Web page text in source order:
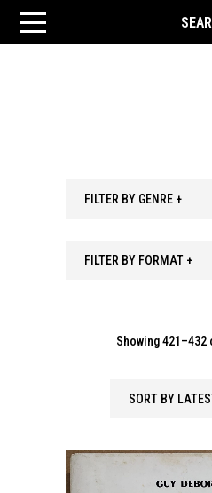
FILTER BY GENRE +
FILTER BY FORMAT +
Showing
SORT BY